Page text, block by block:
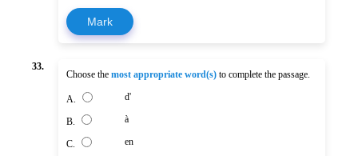
Mark
33.
Choose the most appropriate word(s) to complete the passage.
A. d'
B. à
C. en